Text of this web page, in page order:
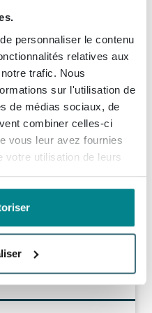
personnaliser le contenu
relatives aux
trafic. Nous
sur l'utilisation de
de médias sociaux, de
combiner celles-ci
vous leur avez fournies
votre utilisation de leurs
(1)
99,99
à main avec support de douche à main et tuyau anti-torsion chromé
108,99
204,99
salle de bain - 3x 500ml